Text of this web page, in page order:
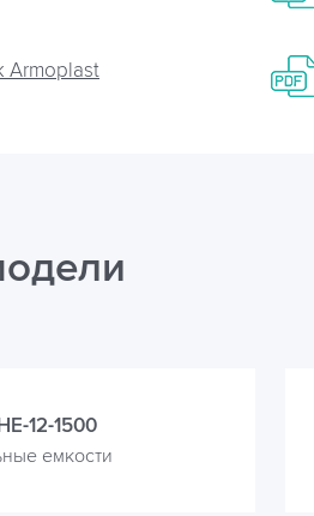
Armoplast
12-1500
емкости